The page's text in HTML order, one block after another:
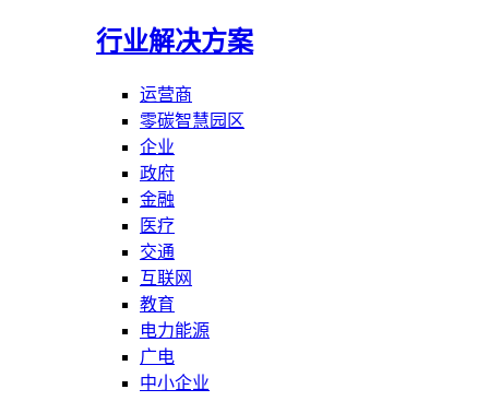
行业解决方案
运营商
零碳智慧园区
企业
政府
金融
医疗
交通
互联网
教育
电力能源
广电
中小企业